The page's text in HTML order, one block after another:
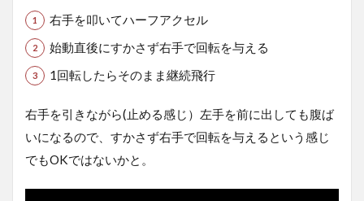
右手を叩いてハーフアクセル
始動直後にすかさず右手で回転を与える
1回転したらそのまま継続飛行
右手を引きながら(止める感じ）左手を前に出しても腹ば
いになるので、すかさず右手で回転を与えるという感じ
でもOKではないかと。